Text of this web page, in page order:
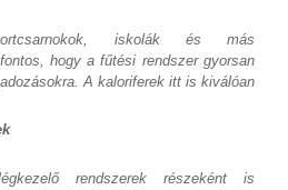
iskolák és más
hogy a fűtési rendszer gyorsan
A kaloriferek itt is kiválóan
rendszerek részeként is